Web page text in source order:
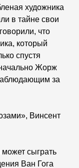
художника
в тайне свои
что
который
спустя
Жорж
за
Винсент
может сыграть
Ван Гога